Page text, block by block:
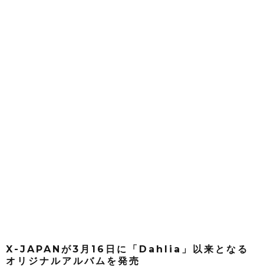
X-JAPANが3月16日に「Dahlia」以来となる
オリジナルアルバムを発売